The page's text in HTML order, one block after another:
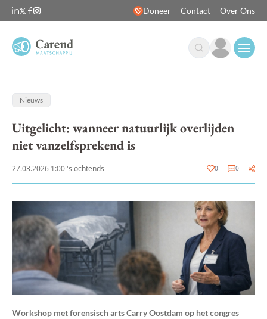
Doneer Contact Over Ons
Nieuws
Uitgelicht: wanneer natuurlijk overlijden
niet vanzelfsprekend is
27.03.2026 1:00 's ochtends 0 0
Workshop met forensisch arts Carry Oostdam op het congres